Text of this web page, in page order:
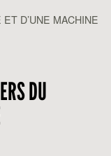
D’UNE MACHINE
DU